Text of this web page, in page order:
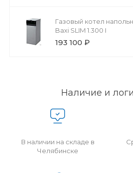
Газовый котел
Baxi SLIM 1.300 I
193 100 ₽
Наличие и
В наличии на складе в
Челябинске